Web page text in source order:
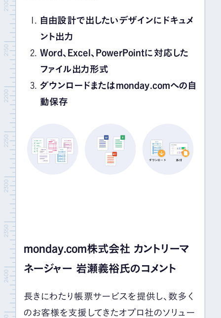
自由設計で出したいデザインにドキュメ
ント出力
Word、Excel、PowerPointに対応した
ファイル出力形式
ダウンロードまたはmonday.comへの自
動保存
monday.com株式会社 カントリーマ
ネージャー 岩瀬義裕氏のコメント
長きにわたり帳票サービスを提供し、数多く
のお客様を支援してきたオプロ社のソリュー